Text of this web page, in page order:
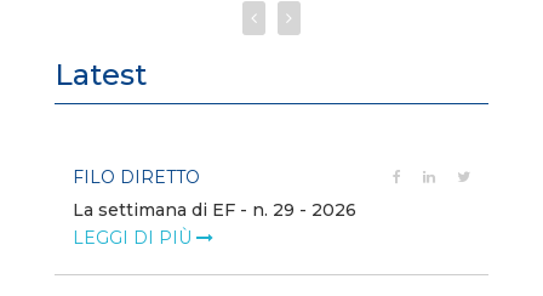
Latest
FILO DIRETTO
La settimana di EF - n. 29 - 2026
LEGGI DI PIÙ